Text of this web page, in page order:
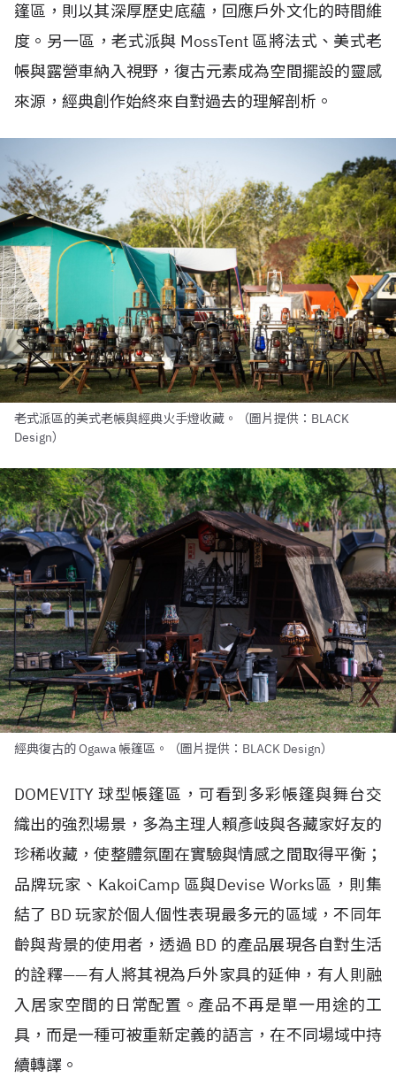
篷區，則以其深厚歷史底蘊，回應戶外文化的時間維
度。另一區，老式派與 MossTent 區將法式、美式老
帳與露營車納入視野，復古元素成為空間擺設的靈感
來源，經典創作始終來自對過去的理解剖析。
老式派區的美式老帳與經典火手燈收藏。（圖片提供：BLACK
Design）
經典復古的 Ogawa 帳篷區。（圖片提供：BLACK Design）
DOMEVITY 球型帳篷區，可看到多彩帳篷與舞台交
織出的強烈場景，多為主理人賴彥岐與各藏家好友的
珍稀收藏，使整體氛圍在實驗與情感之間取得平衡；
品牌玩家、KakoiCamp 區與Devise Works區，則集
結了 BD 玩家於個人個性表現最多元的區域，不同年
齡與背景的使用者，透過 BD 的產品展現各自對生活
的詮釋——有人將其視為戶外家具的延伸，有人則融
入居家空間的日常配置。產品不再是單一用途的工
具，而是一種可被重新定義的語言，在不同場域中持
續轉譯。